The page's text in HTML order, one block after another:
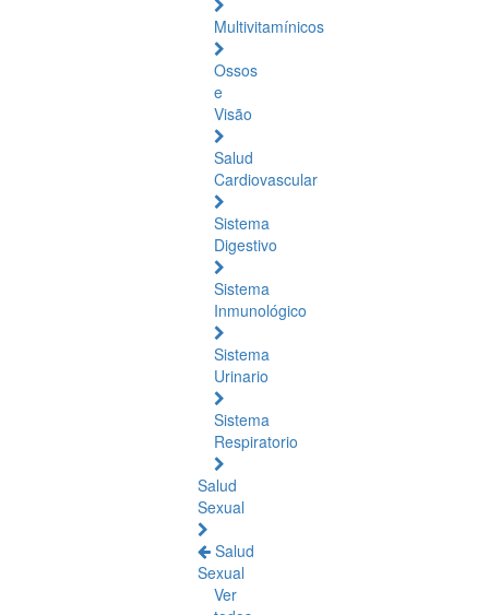
Multivitamínicos
Ossos
e
Visão
Salud
Cardiovascular
Sistema
Digestivo
Sistema
Inmunológico
Sistema
Urinario
Sistema
Respiratorio
Salud
Sexual
Salud
Sexual
Ver